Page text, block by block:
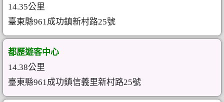
14.35公里
臺東縣961成功鎮新村路25號
都歷遊客中心
14.38公里
臺東縣961成功鎮信義里新村路25號